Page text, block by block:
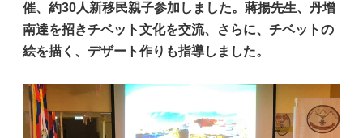
催、約30人新移民親子参加しました。蔣揚先生、丹增
南達を招きチベット文化を交流、さらに、チベットの
絵を描く、デザート作りも指導しました。